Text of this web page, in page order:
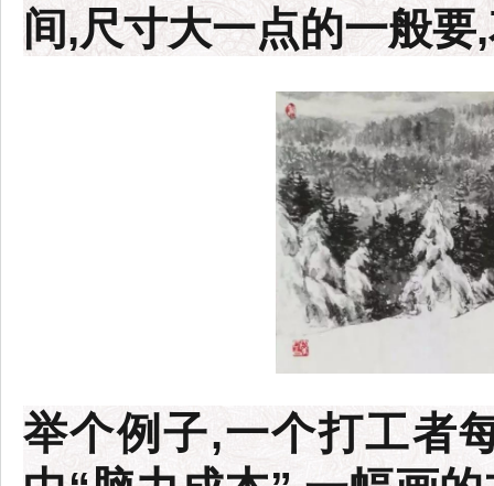
间,尺寸大一点的一般
举个例子,一个打工者